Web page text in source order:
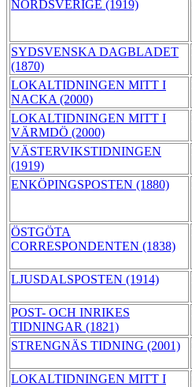
NORDSVERIGE (1919)
SYDSVENSKA DAGBLADET
(1870)
LOKALTIDNINGEN MITT I
NACKA (2000)
LOKALTIDNINGEN MITT I
VÄRMDÖ (2000)
VÄSTERVIKSTIDNINGEN
(1919)
ENKÖPINGSPOSTEN (1880)
ÖSTGÖTA
CORRESPONDENTEN (1838)
LJUSDALSPOSTEN (1914)
POST- OCH INRIKES
TIDNINGAR (1821)
STRENGNÄS TIDNING (2001)
LOKALTIDNINGEN MITT I